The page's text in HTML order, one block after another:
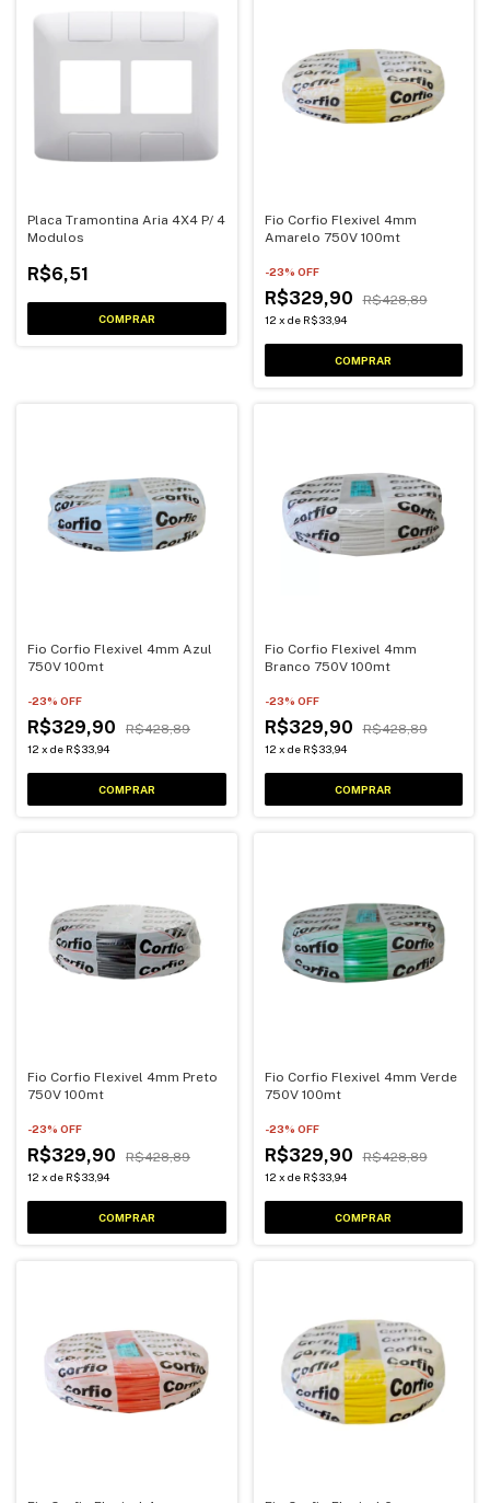
Placa Tramontina Aria 4X4 P/ 4
Modulos
R$6,51
Fio Corfio Flexivel 4mm
Amarelo 750V 100mt
-23% OFF
R$329,90 R$428,89
12 x de R$33,94
Fio Corfio Flexivel 4mm Azul
750V 100mt
-23% OFF
R$329,90 R$428,89
12 x de R$33,94
Fio Corfio Flexivel 4mm
Branco 750V 100mt
-23% OFF
R$329,90 R$428,89
12 x de R$33,94
Fio Corfio Flexivel 4mm Preto
750V 100mt
-23% OFF
R$329,90 R$428,89
12 x de R$33,94
Fio Corfio Flexivel 4mm Verde
750V 100mt
-23% OFF
R$329,90 R$428,89
12 x de R$33,94